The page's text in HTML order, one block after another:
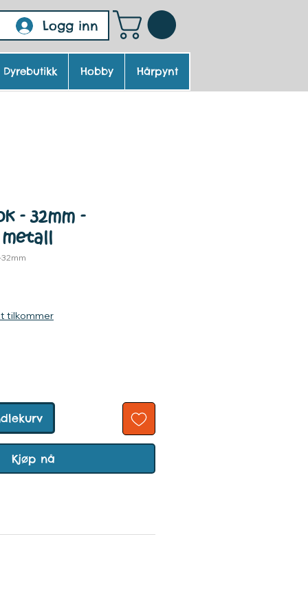
Logg inn
- 32mm -
tilkommer
Kjøp nå
Dyrebutikk Hobby Hårpynt